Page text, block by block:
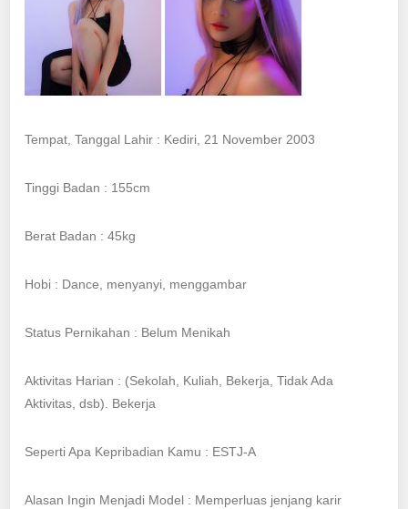
Tempat, Tanggal Lahir : Kediri, 21 November 2003
Tinggi Badan : 155cm
Berat Badan : 45kg
Hobi : Dance, menyanyi, menggambar
Status Pernikahan : Belum Menikah
Aktivitas Harian : (Sekolah, Kuliah, Bekerja, Tidak Ada
Aktivitas, dsb). Bekerja
Seperti Apa Kepribadian Kamu : ESTJ-A
Alasan Ingin Menjadi Model : Memperluas jenjang karir